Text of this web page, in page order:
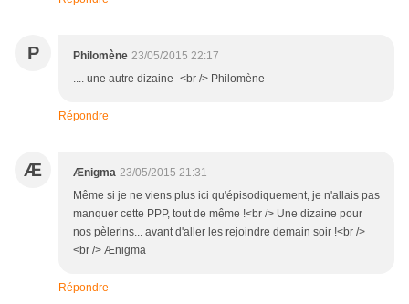
P Philomène 23/05/2015 22:17
.... une autre dizaine -<br /> Philomène
Répondre
Æ Ænigma 23/05/2015 21:31
Même si je ne viens plus ici qu'épisodiquement, je n'allais pas
manquer cette PPP, tout de même !<br /> Une dizaine pour
nos pèlerins... avant d'aller les rejoindre demain soir !<br />
<br /> Ænigma
Répondre